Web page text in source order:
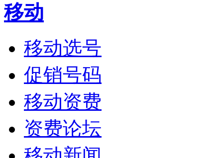
移动
移动选号
促销号码
移动资费
资费论坛